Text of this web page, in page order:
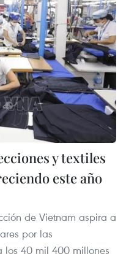
y textiles
este año
de Vietnam aspira a
por las
los 40 mil 400 millones